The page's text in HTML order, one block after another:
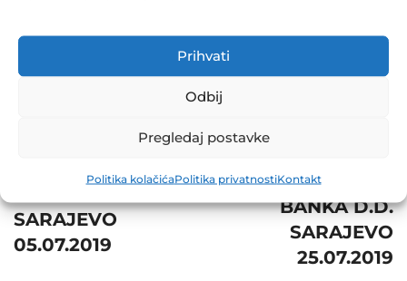
Prihvati
Odbij
Pregledaj postavke
Politika kolačićaPolitika privatnostiKontakt
navigation
SARAJEVO
05.07.2019
VAKUFSKA
BANKA D.D.
SARAJEVO
25.07.2019